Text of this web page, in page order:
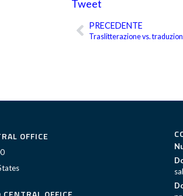
Tweet
Precedente
PRECEDENTE
Traslitterazione vs.
OFFICE